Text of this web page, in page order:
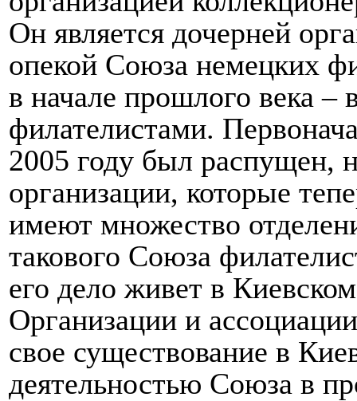
Он является дочерней
опекой Союза немецких
в начале прошлого века –
филателистами.
2005 году был распущен,
организации, которые
имеют множество
такового Союза
его дело живет в
Организации и
свое существование в
деятельностью Союза в